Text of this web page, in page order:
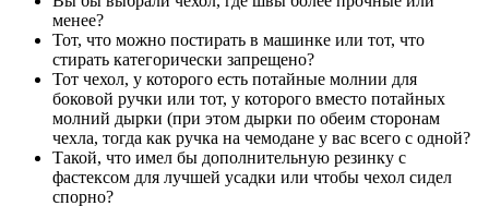
менее?
Тот, что можно постирать в машинке или тот, что
стирать категорически запрещено?
Тот чехол, у которого есть потайные молнии для
боковой ручки или тот, у которого вместо потайных
молний дырки (при этом дырки по обеим сторонам
чехла, тогда как ручка на чемодане у вас всего с одной?
Такой, что имел бы дополнительную резинку с
фастексом для лучшей усадки или чтобы чехол сидел
спорно?